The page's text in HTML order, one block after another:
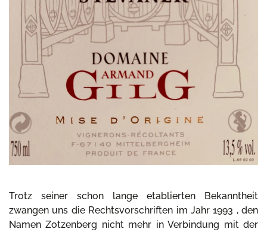
Trotz seiner schon lange etablierten Bekanntheit
zwangen uns die Rechtsvorschriften im Jahr 1993 , den
Namen Zotzenberg nicht mehr in Verbindung mit der